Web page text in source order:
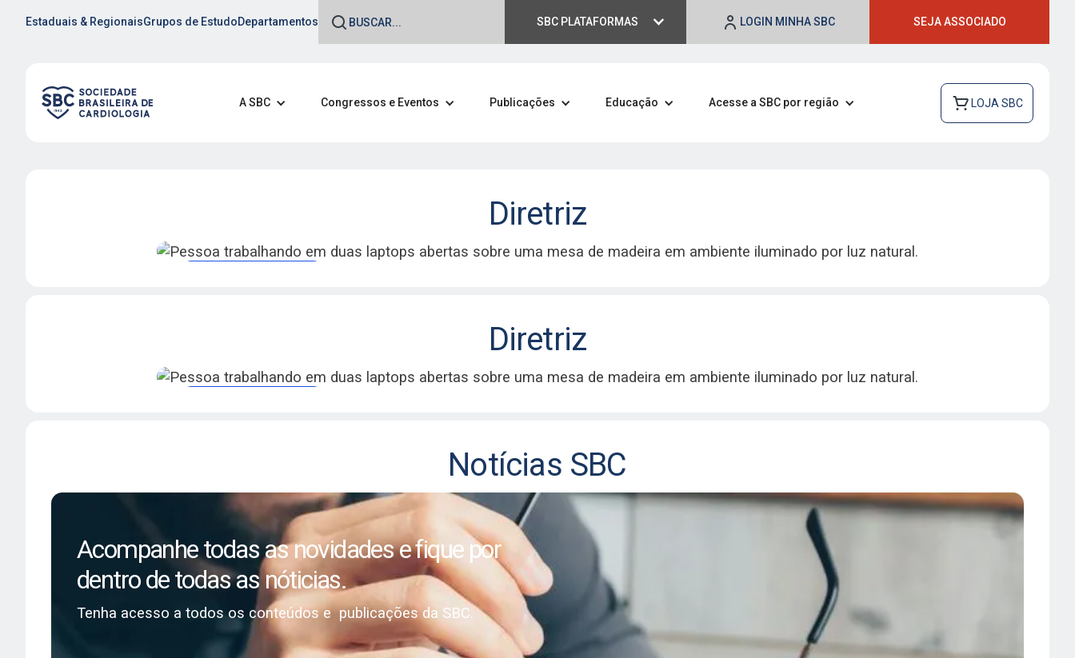
Estaduais & RegionaisGrupos de EstudoDepartamentos SBC PLATAFORMAS LOGIN MINHA SBC SEJA ASSOCIADO
A SBC Congressos e Eventos Publicações Educação Acesse a SBC por região LOJA SBC
Diretriz
científicos atualizados e conteúdo de alta qualidade
Diretriz
científicos atualizados e conteúdo de alta qualidade
para profissionais da cardiologia.
Notícias SBC
Acompanhe todas as novidades e fique por
dentro de todas as nóticias.
Tenha acesso a todos os conteúdos e publicações da SBC.